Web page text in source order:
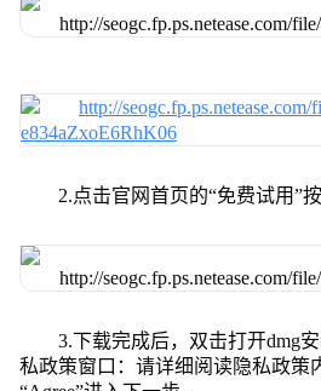
2.点击官网首页的“免费试用”
3.下载完成后，双击打开dmg
私政策窗口：请详细阅读隐私政策